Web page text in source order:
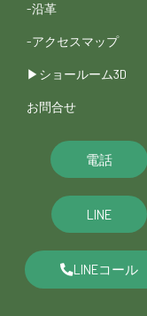
-沿革
-アクセスマップ
▶︎ショールーム3D
お問合せ
電話
LINE
LINEコール